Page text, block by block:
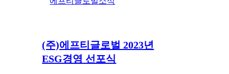
(주)에프티글로벌 2023년
ESG경영 선포식